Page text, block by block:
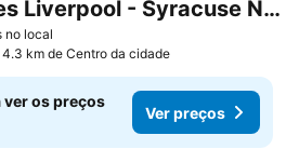
no local
Comfort Inn & Suites Liverpool - Syracuse North
4.3 km de Centro da cidade
ver os preços
Ver preços